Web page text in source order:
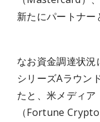
新たにパートナー
なお資金調達状
シリーズAラウン
たと、米メディア
（Fortune